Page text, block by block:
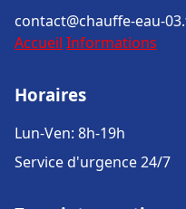
contact@chauffe-eau-
Accueil Informations
Horaires
Lun-Ven: 8h-19h
Service d'urgence 24/7